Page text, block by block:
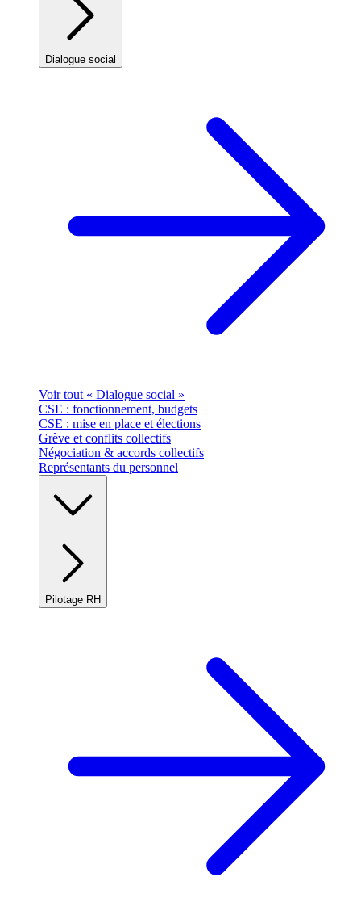
Dialogue social
Voir tout « Dialogue social »
CSE : fonctionnement, budgets
CSE : mise en place et élections
Grève et conflits collectifs
Négociation & accords collectifs
Représentants du personnel
Pilotage RH